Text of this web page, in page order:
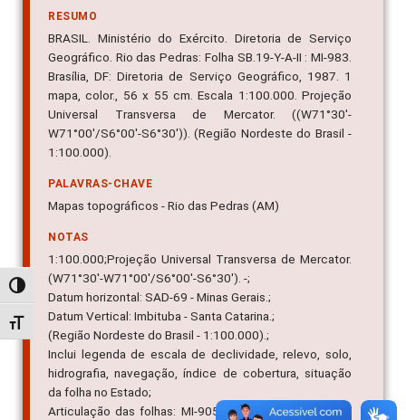
Alternar alto contraste
Alternar tamanho da fonte
RESUMO
BRASIL. Ministério do Exército. Diretoria de Serviço
Geográfico. Rio das Pedras: Folha SB.19-Y-A-II : MI-983.
Brasília, DF: Diretoria de Serviço Geográfico, 1987. 1
mapa, color., 56 x 55 cm. Escala 1:100.000. Projeção
Universal Transversa de Mercator. ((W71°30'-
W71°00'/S6°00'-S6°30')). (Região Nordeste do Brasil -
1:100.000).
PALAVRAS-CHAVE
Mapas topográficos - Rio das Pedras (AM)
NOTAS
1:100.000;Projeção Universal Transversa de Mercator.
(W71°30'-W71°00'/S6°00'-S6°30'). -;
Datum horizontal: SAD-69 - Minas Gerais.;
Datum Vertical: Imbituba - Santa Catarina.;
(Região Nordeste do Brasil - 1:100.000).;
Inclui legenda de escala de declividade, relevo, solo,
hidrografia, navegação, índice de cobertura, situação
da folha no Estado;
Articulação das folhas: MI-905; MI-906; MI-907; Aldeia